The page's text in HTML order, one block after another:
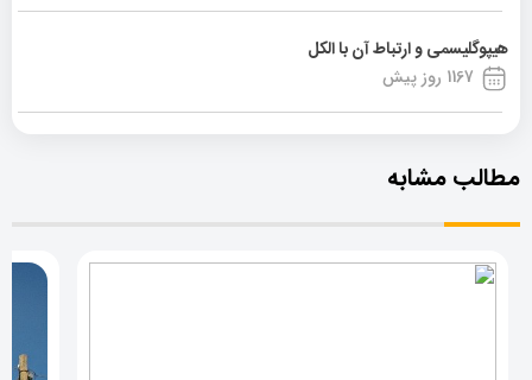
هیپوگلیسمی و ارتباط آن با الکل
1167 روز پیش
مطالب مشابه